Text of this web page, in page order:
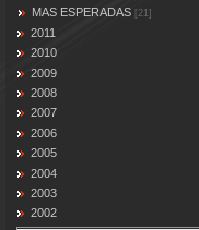
MAS ESPERADAS [21]
2011
2010
2009
2008
2007
2006
2005
2004
2003
2002